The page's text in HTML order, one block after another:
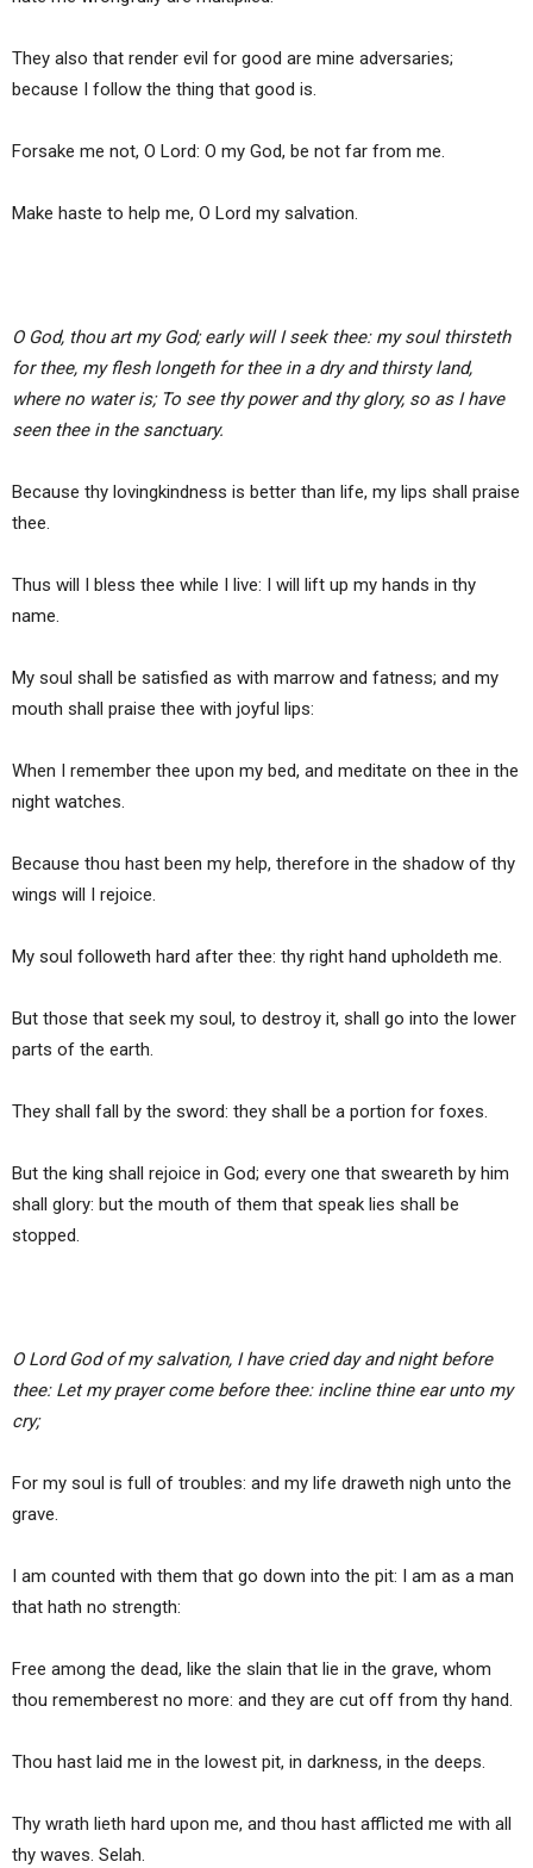
They also that render evil for good are mine adversaries;
because I follow the thing that good is.
Forsake me not, O Lord: O my God, be not far from me.
Make haste to help me, O Lord my salvation.
O God, thou art my God; early will I seek thee: my soul thirsteth
for thee, my flesh longeth for thee in a dry and thirsty land,
where no water is; To see thy power and thy glory, so as I have
seen thee in the sanctuary.
Because thy lovingkindness is better than life, my lips shall praise
thee.
Thus will I bless thee while I live: I will lift up my hands in thy
name.
My soul shall be satisfied as with marrow and fatness; and my
mouth shall praise thee with joyful lips:
When I remember thee upon my bed, and meditate on thee in the
night watches.
Because thou hast been my help, therefore in the shadow of thy
wings will I rejoice.
My soul followeth hard after thee: thy right hand upholdeth me.
But those that seek my soul, to destroy it, shall go into the lower
parts of the earth.
They shall fall by the sword: they shall be a portion for foxes.
But the king shall rejoice in God; every one that sweareth by him
shall glory: but the mouth of them that speak lies shall be
stopped.
O Lord God of my salvation, I have cried day and night before
thee: Let my prayer come before thee: incline thine ear unto my
cry;
For my soul is full of troubles: and my life draweth nigh unto the
grave.
I am counted with them that go down into the pit: I am as a man
that hath no strength:
Free among the dead, like the slain that lie in the grave, whom
thou rememberest no more: and they are cut off from thy hand.
Thou hast laid me in the lowest pit, in darkness, in the deeps.
Thy wrath lieth hard upon me, and thou hast afflicted me with all
thy waves. Selah.